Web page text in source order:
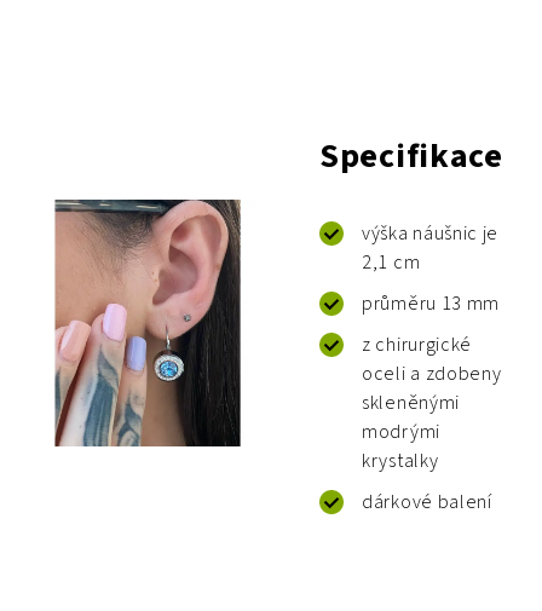
Specifikace
výška náušnic je
2,1 cm
průměru 13 mm
z chirurgické
oceli a zdobeny
skleněnými
modrými
krystalky
dárkové balení